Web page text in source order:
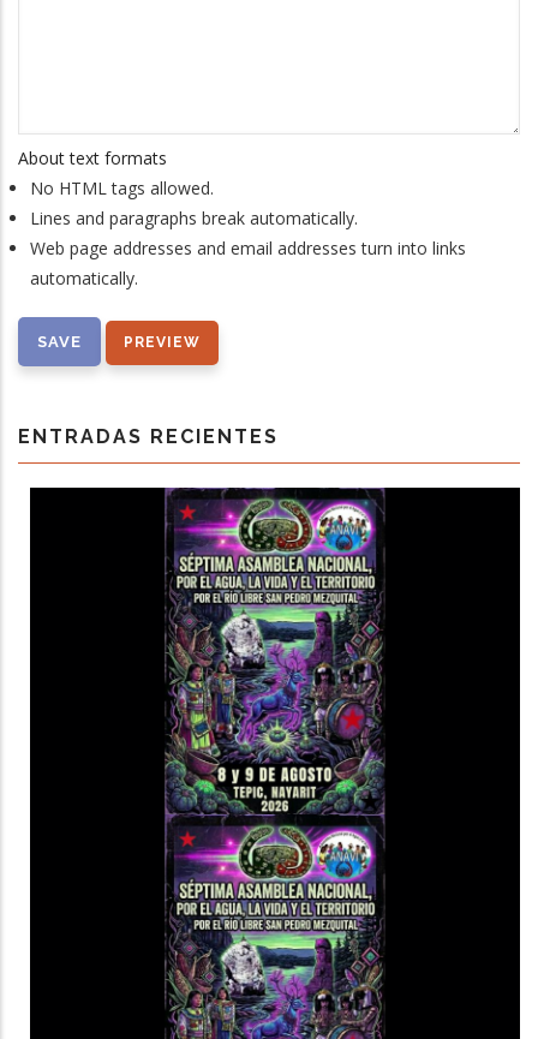
About text formats
No HTML tags allowed.
Lines and paragraphs break automatically.
Web page addresses and email addresses turn into links
automatically.
ENTRADAS RECIENTES